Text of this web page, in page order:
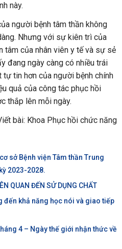
này.
người bệnh tâm thần không
Nhưng với sự kiên trì của
tâm của nhân viên y tế và sự sẻ
đang ngày càng có nhiều trái
tin hơn của người bệnh chính
quả của công tác phục hồi
thắp lên mỗi ngày.
bài: Khoa Phục hồi chức năng
sở Bệnh viện Tâm thần Trung
2023-2028.
QUAN ĐẾN SỬ DỤNG CHẤT
đến khả năng học nói và giao tiếp
4 – Ngày thế giới nhận thức về